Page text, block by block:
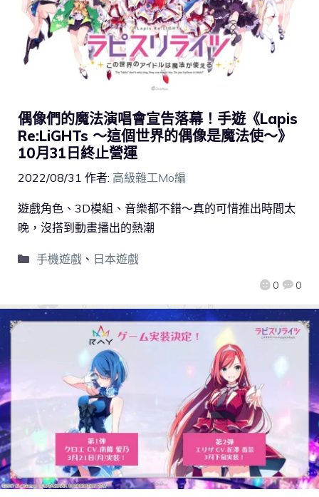
偶像們的魔法演唱會宣告落幕！手遊《Lapis
Re:LiGHTs ～這個世界的偶像是魔法使～》
10月31日終止營運
2022/08/31 作者: 高級雜工Mo編
0 0
遊戲角色、3D模組、音樂都不錯～真的可惜推出時間太
晚，沒搭到動畫播出的熱潮
手機遊戲、 日本遊戲